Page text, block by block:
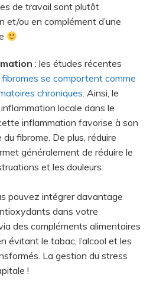
de travail sont plutôt
ou en complément d’une
: les études récentes
fibromes se comportent comme
chroniques . Ainsi, le
locale dans le
inflammation favorise à son
fibrome. De plus, réduire
généralement de réduire le
et les douleurs
pouvez intégrer davantage
dans votre
des compléments alimentaires
évitant le tabac, l’alcool et les
La gestion du stress
!